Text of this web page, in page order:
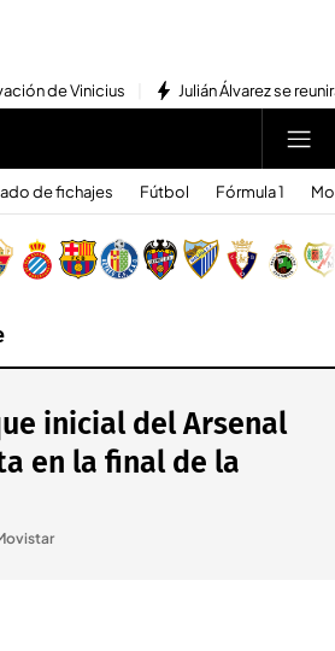
de Vinicius Julián Álvarez se
de fichajes Fútbol Fórmula 1
inicial del Arsenal
en la final de la